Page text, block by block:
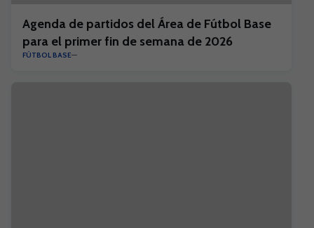
Agenda de partidos del Área de Fútbol Base
para el primer fin de semana de 2026
FÚTBOL BASE